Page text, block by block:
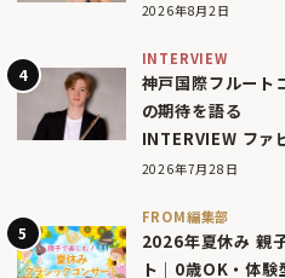
2026年8月2日
INTERVIEW
神戸国際フルート
の期待を語る
INTERVIEW ファ
2026年7月28日
FROM編集部
2026年夏休み 親
ト｜0歳OK・体